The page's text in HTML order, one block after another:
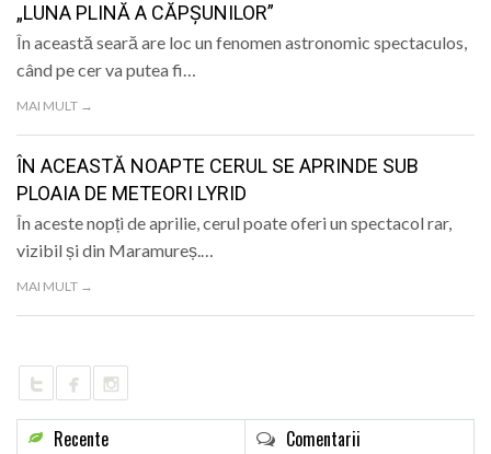
SPORT
SPECIAL
POLITIC
LIFE
„LUNA PLINĂ A CĂPȘUNILOR”
În această seară are loc un fenomen astronomic spectaculos,
când pe cer va putea fi…
MAI MULT →
ÎN ACEASTĂ NOAPTE CERUL SE APRINDE SUB
PLOAIA DE METEORI LYRID
În aceste nopți de aprilie, cerul poate oferi un spectacol rar,
vizibil și din Maramureș.…
MAI MULT →
Recente Comentarii